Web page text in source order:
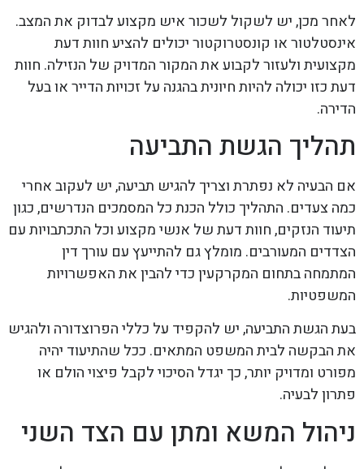
לאחר מכן, יש לשקול לשכור איש מקצוע לבדוק את המצב.
אינסטלטור או קונסטרוקטור יכולים להציע חוות דעת
מקצועית ולעזור לקבוע את המקור המדויק של הנזילה. חוות
דעת כזו יכולה להיות חיונית בהגנה על זכויות הדייר או בעל
הדירה.
תהליך הגשת התביעה
אם הבעיה לא נפתרת וצריך להגיש תביעה, יש לעקוב אחרי
כמה צעדים. התהליך כולל הכנת כל המסמכים הנדרשים, כגון
תיעוד הנזקים, חוות דעת של אנשי מקצוע וכל התכתבויות עם
הצדדים המעורבים. מומלץ גם להתייעץ עם עורך דין
המתמחה בתחום המקרקעין כדי להבין את האפשרויות
המשפטיות.
בעת הגשת התביעה, יש להקפיד על כללי הפרוצדורה ולהגיש
את הבקשה לבית המשפט המתאים. ככל שהתיעוד יהיה
מפורט ומדויק יותר, כך יגדל הסיכוי לקבל פיצוי הולם או
פתרון לבעיה.
ניהול המשא ומתן עם הצד השני